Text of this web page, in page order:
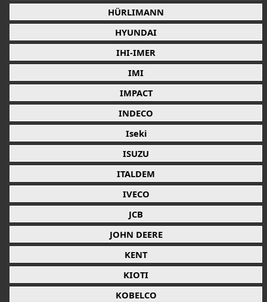
HÜRLIMANN
HYUNDAI
IHI-IMER
IMI
IMPACT
INDECO
Iseki
ISUZU
ITALDEM
IVECO
JCB
JOHN DEERE
KENT
KIOTI
KOBELCO